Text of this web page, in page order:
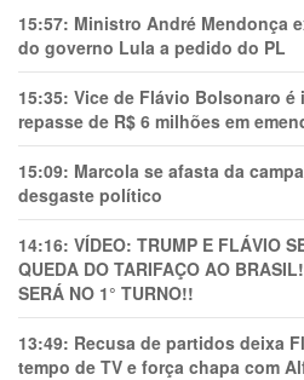
15:57: Ministro André Mendonça
do governo Lula a pedido do PL
15:35: Vice de Flávio Bolsonaro
repasse de R$ 6 milhões em
15:09: Marcola se afasta da
desgaste político
14:16: VÍDEO: TRUMP E FLÁVIO
QUEDA DO TARIFAÇO AO
SERÁ NO 1° TURNO!!
13:49: Recusa de partidos deixa
tempo de TV e força chapa com